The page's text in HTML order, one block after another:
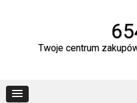
Twoje centrum